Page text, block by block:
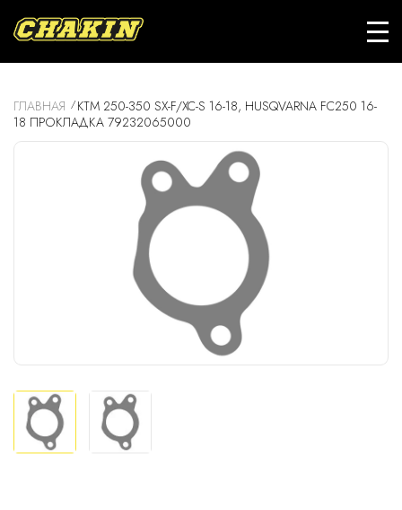
ГЛАВНАЯ
KTM 250-350 SX-F/XC-S 16-18, HUSQVARNA FC250 16-
18 ПРОКЛАДКА 79232065000